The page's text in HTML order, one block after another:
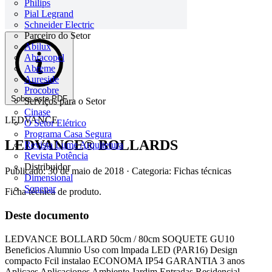
Philips
Pial Legrand
Schneider Electric
Parceiro do Setor
Abilux
Abracopel
Abreme
Aureside
Procobre
Serviços para o Setor
Cinase
O Setor Elétrico
Programa Casa Segura
Revista Lume Arquitetura
Revista Potência
Distribuidor
Dimensional
Sonepar
Sobre este PDF
LEDVANCE
LEDVANCE® BOLLARDS
Publicado: 30 de maio de 2018 · Categoria: Fichas técnicas
Ficha técnica de produto.
Deste documento
LEDVANCE BOLLARD 50cm / 80cm SOQUETE GU10
Beneficios Alumnio Uso com lmpada LED (PAR16) Design
compacto Fcil instalao ECONOMA IP54 GARANTIA 3 anos